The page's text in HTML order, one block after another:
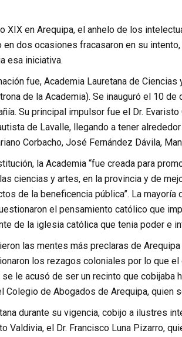
XIX en Arequipa, el anhelo de los
dos ocasiones fracasaron en su
esa iniciativa.
fue, Academia Lauretana de
de la Academia). Se inauguró el 10
Su principal impulsor fue el Dr.
de Lavalle, llegando a tener
Corbacho, José Fernández Dávila,
la Academia “fue creada para
ciencias y artes, en la provincia y de
de la beneficencia pública”. La
el pensamiento católico que
de la iglesia católica que tenia poder e
las mentes más preclaras de
los rezagos coloniales por lo que
le acusó de ser un recinto que
Colegio de Abogados de Arequipa, quien
durante su vigencia, cobijo a ilustres
Valdivia, el Dr. Francisco Luna Pizarro,